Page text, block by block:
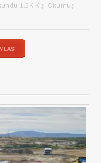
1.5K Kişi Okumuş